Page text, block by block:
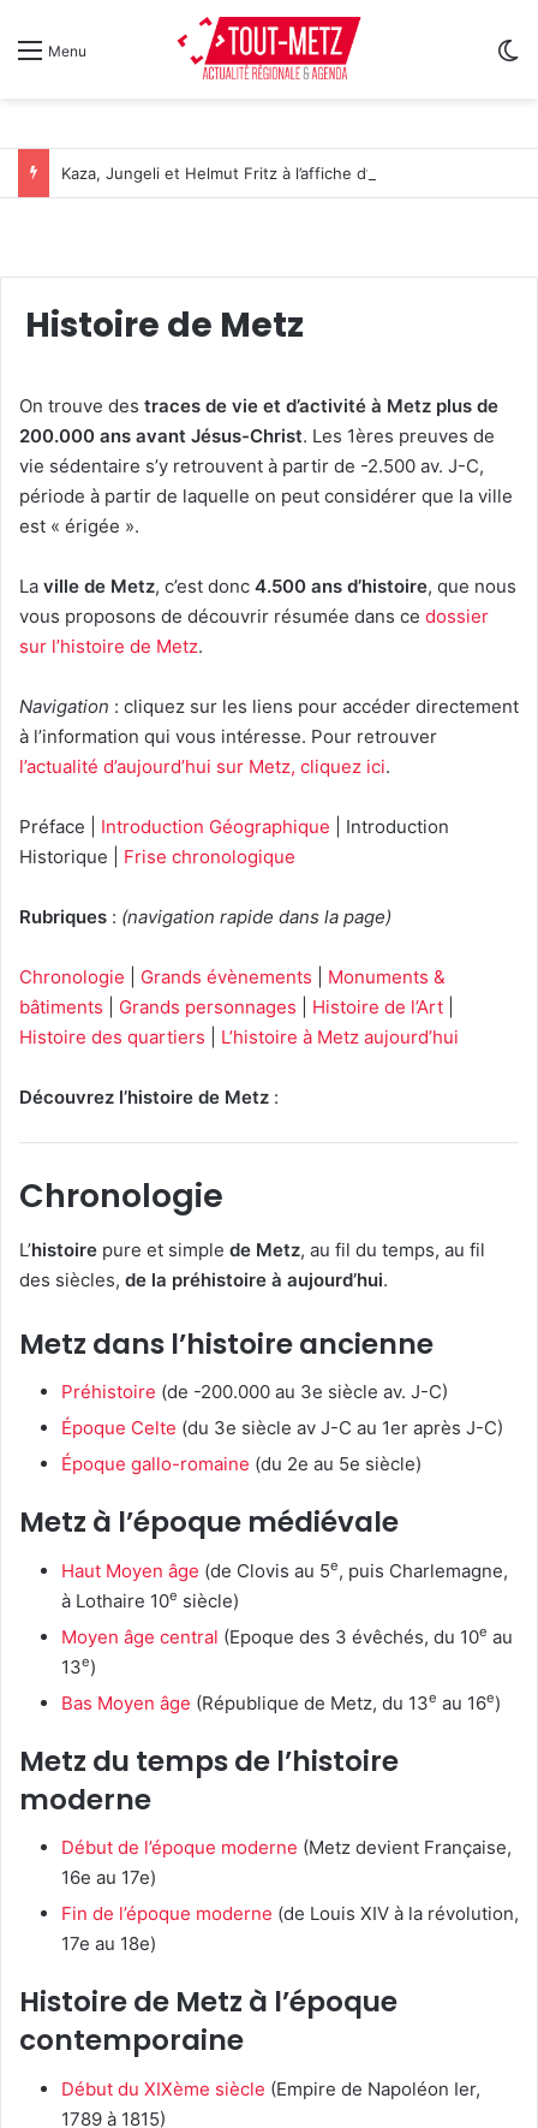
Menu
Histoire de Metz
On trouve des traces de vie et d’activité à Metz plus de
200.000 ans avant Jésus-Christ. Les 1ères preuves de
vie sédentaire s’y retrouvent à partir de -2.500 av. J-C,
période à partir de laquelle on peut considérer que la ville
est « érigée ».
La ville de Metz, c’est donc 4.500 ans d’histoire, que nous
vous proposons de découvrir résumée dans ce dossier
sur l’histoire de Metz.
Navigation : cliquez sur les liens pour accéder directement
à l’information qui vous intéresse. Pour retrouver
l’actualité d’aujourd’hui sur Metz, cliquez ici.
Préface | Introduction Géographique | Introduction
Historique | Frise chronologique
Rubriques : (navigation rapide dans la page)
Chronologie Grands évènements
Monuments &
bâtiments
Grands personnages Histoire de l’Art
Histoire des quartiers
L’histoire à Metz aujourd’hui
Découvrez l’histoire de Metz :
Chronologie
L’histoire pure et simple de Metz, au fil du temps, au fil
des siècles, de la préhistoire à aujourd’hui.
Metz dans l’histoire ancienne
Préhistoire (de -200.000 au 3e siècle av. J-C)
Époque Celte (du 3e siècle av J-C au 1er après J-C)
Époque gallo-romaine (du 2e au 5e siècle)
Metz à l’époque médiévale
Haut Moyen âge (de Clovis au 5e, puis Charlemagne,
à Lothaire 10e siècle)
Moyen âge central (Epoque des 3 évêchés, du 10e au
13e)
Bas Moyen âge (République de Metz, du 13e au 16e)
Metz du temps de l’histoire
moderne
Début de l’époque moderne (Metz devient Française,
16e au 17e)
Fin de l’époque moderne (de Louis XIV à la révolution,
17e au 18e)
Histoire de Metz à l’époque
contemporaine
Début du XIXème siècle (Empire de Napoléon Ier,
1789 à 1815)